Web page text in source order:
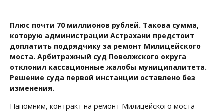
Плюс почти 70 миллионов рублей. Такова сумма,
которую администрации Астрахани предстоит
доплатить подрядчику за ремонт Милицейского
моста. Арбитражный суд Поволжского округа
отклонил кассационные жалобы муниципалитета.
Решение суда первой инстанции оставлено без
изменения.
Напомним, контракт на ремонт Милицейского моста